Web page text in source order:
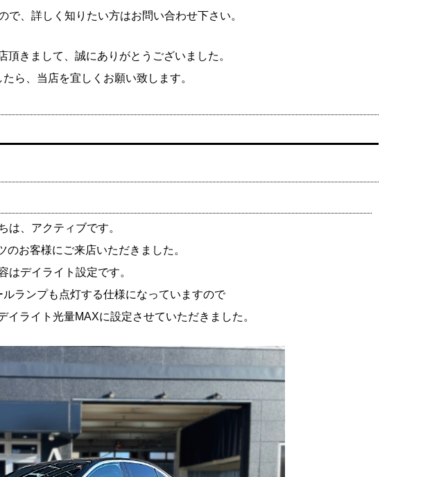
で、詳しく知りたい方はお問い合わせ下さい。
頂きまして、誠にありがとうございました。
ら、当店を宜しくお願い致します。
は、アクティブです。
のお客様にご来店いただきました。
はデイライト設定です。
ランプも点灯する仕様になっていますので
イライト光量MAXに設定させていただきました。